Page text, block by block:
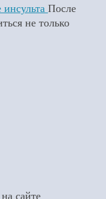
После
не только
сайте